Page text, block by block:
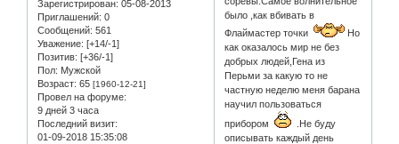
Зарегистрирован: 05-08-2013
Приглашений: 0
Сообщений: 561
Уважение: [+14/-1]
Позитив: [+36/-1]
Пол: Мужской
Возраст: 65 [1960-12-21]
Провел на форуме:
9 дней 3 часа
Последний визит:
01-09-2018 15:35:08
было ,как вбивать в
Флаймастер точки
Но
как оказалось мир не без
добрых людей,Гена из
Перьми за какую то не
частную неделю меня барана
научил пользоваться
прибором
.Не буду
описывать каждый день